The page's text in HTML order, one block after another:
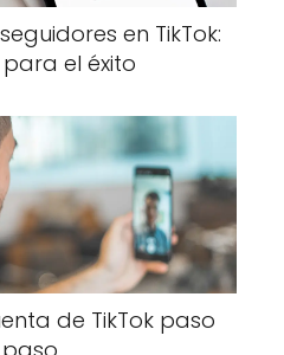
en TikTok:
para el éxito
de TikTok paso